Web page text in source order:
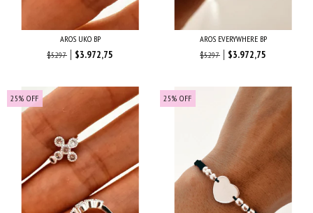
AROS UKO BP
$5.297
$3.972,75
AROS EVERYWHERE BP
$5.297
$3.972,75
25% OFF 25% OFF